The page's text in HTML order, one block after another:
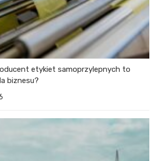
etykiet samoprzylepnych to
biznesu?